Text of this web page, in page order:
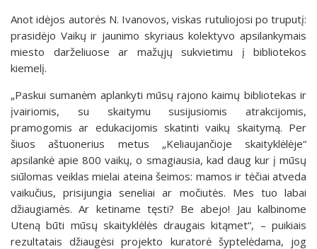
Anot idėjos autorės N. Ivanovos, viskas rutuliojosi po truputį:
prasidėjo Vaikų ir jaunimo skyriaus kolektyvo apsilankymais
miesto darželiuose ar mažųjų sukvietimu į bibliotekos
kiemelį.
„Paskui sumanėm aplankyti mūsų rajono kaimų bibliotekas ir
įvairiomis, su skaitymu susijusiomis atrakcijomis,
pramogomis ar edukacijomis skatinti vaikų skaitymą. Per
šiuos aštuonerius metus „Keliaujančioje skaityklėlėje“
apsilankė apie 800 vaikų, o smagiausia, kad daug kur į mūsų
siūlomas veiklas mielai ateina šeimos: mamos ir tėčiai atveda
vaikučius, prisijungia seneliai ar močiutės. Mes tuo labai
džiaugiamės. Ar ketiname tęsti? Be abejo! Jau kalbinome
Uteną būti mūsų skaityklėlės draugais kitąmet“, – puikiais
rezultatais džiaugėsi projekto kuratorė šyptelėdama, jog